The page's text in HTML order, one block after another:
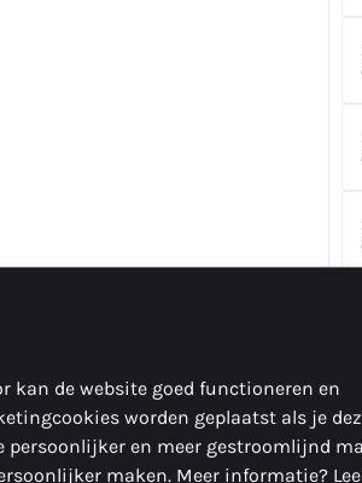
kan de website goed functioneren en
worden geplaatst als je
en meer gestroomlijnd
maken. Meer informatie?